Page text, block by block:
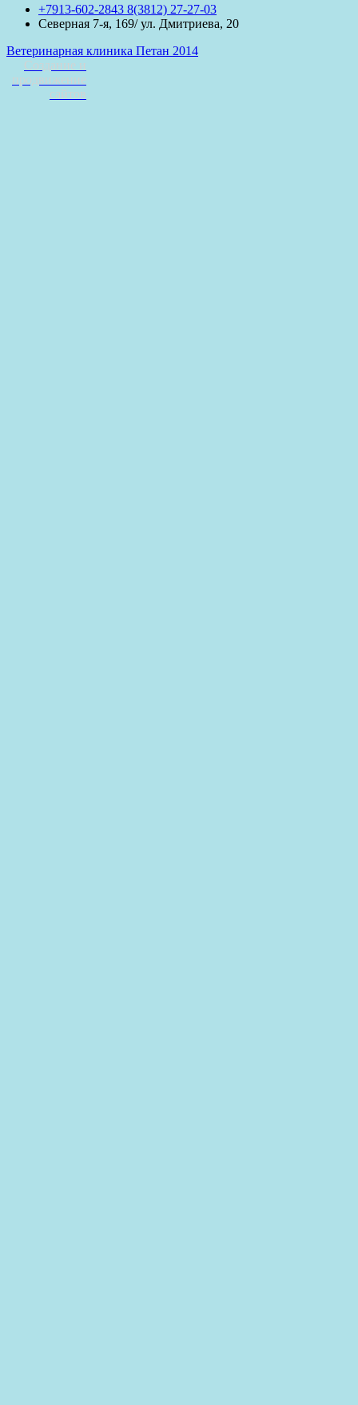
+7913-602-2843 8(3812) 27-27-03
Северная 7-я, 169/ ул. Дмитриева, 20
Ветеринарная клиника Петан 2014
Создание и
продвижение
сайтов